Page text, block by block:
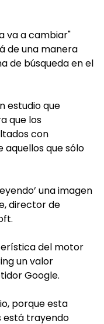
va a cambiar"
de una manera
de búsqueda en el
estudio que
que los
con
aquellos que sólo
una imagen
director de
del motor
un valor
Google.
porque esta
está trayendo